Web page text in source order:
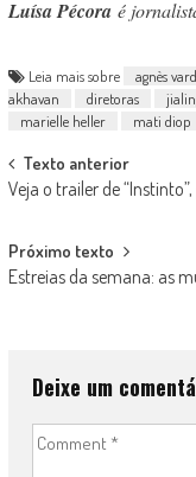
Luísa Pécoraé
Leia mais sobre agnès
akhavan
diretoras
marielle heller
mati diop
Post
navigation
Texto anterior
Veja o trailer de
Próximo texto
Estreias da semana: as
Deixe um